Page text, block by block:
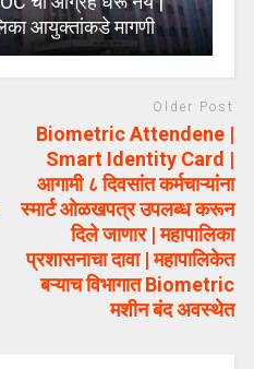
आयुक्तांकडे मागणी
Older Post
Biometric Attendene |
Smart Identity Card |
आगामी ८ दिवसांत कर्मचाऱ्यांना
स्मार्ट ओळखपत्र उपलब्ध करून
दिले जाणार | महापालिका
प्रशासनाचा दावा | महापालिकेत
बऱ्याच विभागात Biometric
मशीन बंद अवस्थेत